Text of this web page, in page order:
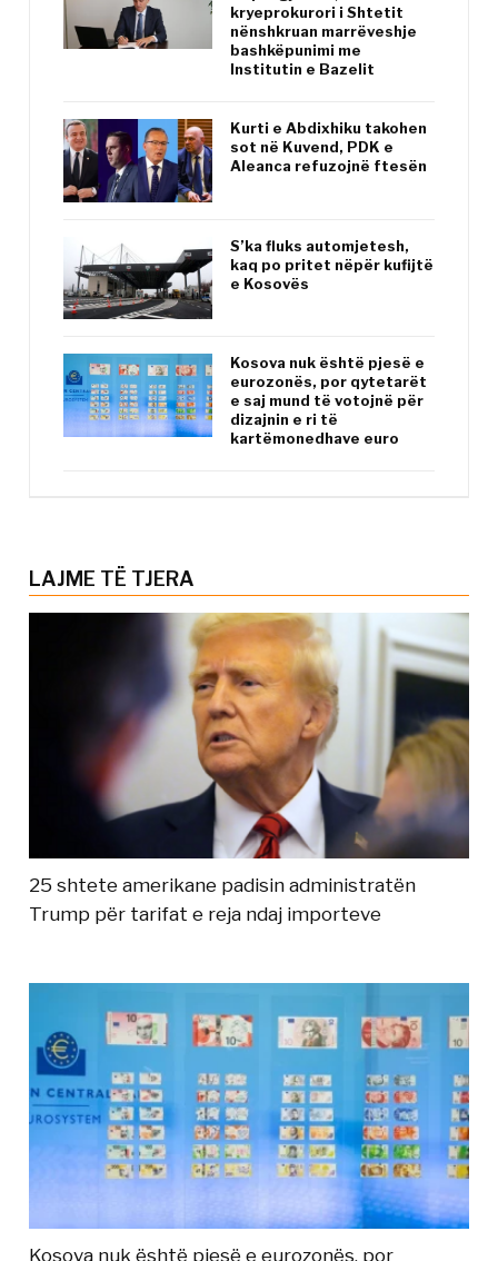
kryeprokurori i Shtetit
nënshkruan marrëveshje
bashkëpunimi me
Institutin e Bazelit
Kurti e Abdixhiku takohen
sot në Kuvend, PDK e
Aleanca refuzojnë ftesën
S’ka fluks automjetesh,
kaq po pritet nëpër kufijtë
e Kosovës
Kosova nuk është pjesë e
eurozonës, por qytetarët
e saj mund të votojnë për
dizajnin e ri të
kartëmonedhave euro
LAJME TË TJERA
25 shtete amerikane padisin administratën
Trump për tarifat e reja ndaj importeve
Kosova nuk është pjesë e eurozonës, por